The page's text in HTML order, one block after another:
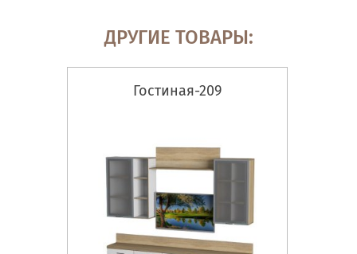
ДРУГИЕ ТОВАРЫ:
Гостиная-209